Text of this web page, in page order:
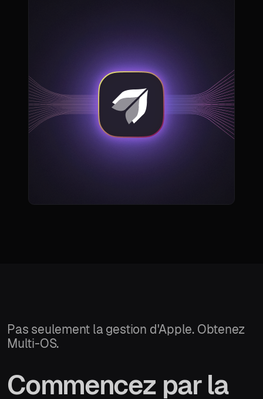
Pas seulement la gestion d'Apple. Obtenez
Multi-OS.
Commencez par la